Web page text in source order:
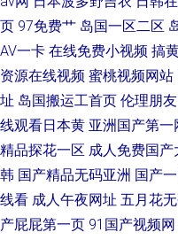
页 97免费艹 岛国一区二区
AV一卡 在线免费小视频 搞
资源在线视频 蜜桃视频网站
址 岛国搬运工首页 伦理朋
线观看日本黄 亚洲国产第一
精品探花一区 成人免费国产
韩 国产精品无码亚洲 国产
线看 成人午夜网址 五月花
产屁屁第一页 91国产视频网